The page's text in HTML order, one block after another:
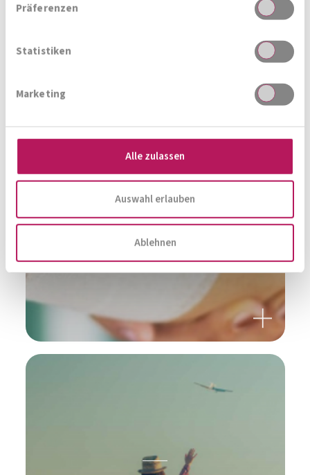
Präferenzen
Statistiken
Marketing
Alle zulassen
Auswahl erlauben
Ablehnen
Magazin, News, Blog
Immer auf den neusten Stand
Zur Gesamtübersicht